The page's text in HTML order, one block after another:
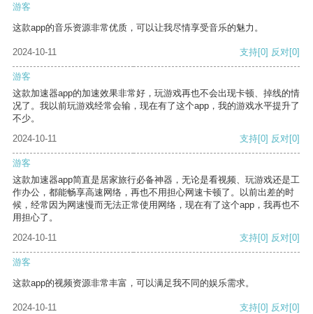
游客
这款app的音乐资源非常优质，可以让我尽情享受音乐的魅力。
2024-10-11 支持[0] 反对[0]
游客
这款加速器app的加速效果非常好，玩游戏再也不会出现卡顿、掉线的情
况了。我以前玩游戏经常会输，现在有了这个app，我的游戏水平提升了
不少。
2024-10-11
支持[0] 反对[0]
游客
这款加速器app简直是居家旅行必备神器，无论是看视频、玩游戏还是工
作办公，都能畅享高速网络，再也不用担心网速卡顿了。以前出差的时
候，经常因为网速慢而无法正常使用网络，现在有了这个app，我再也不
用担心了。
2024-10-11
支持[0] 反对[0]
游客
这款app的视频资源非常丰富，可以满足我不同的娱乐需求。
2024-10-11 支持[0] 反对[0]